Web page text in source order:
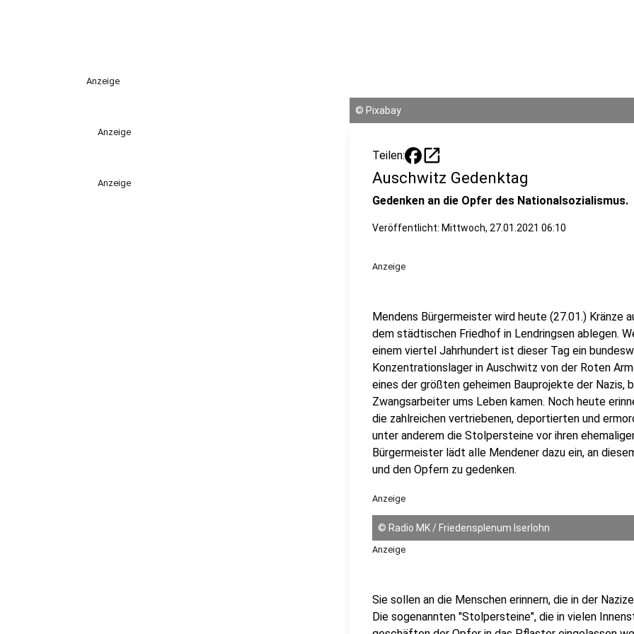
Anzeige
Anzeige
Anzeige
© Pixabay
Teilen: open_in_new
Auschwitz Gedenktag
Gedenken an die Opfer des Nationalsozialismus.
Veröffentlicht: Mittwoch, 27.01.2021 06:10
Anzeige
Mendens Bürgermeister wird heute (27.01.) Kränze
dem städtischen Friedhof in Lendringsen ablegen.
einem viertel Jahrhundert ist dieser Tag ein
Konzentrationslager in Auschwitz von der Roten
eines der größten geheimen Bauprojekte der Nazis,
Zwangsarbeiter ums Leben kamen. Noch heute
die zahlreichen vertriebenen, deportierten und
unter anderem die Stolpersteine vor ihren
Bürgermeister lädt alle Mendener dazu ein, an
und den Opfern zu gedenken.
Anzeige
© Radio MK / Friedensplenum Iserlohn
Anzeige
Sie sollen an die Menschen erinnern, die in der
Die sogenannten "Stolpersteine", die in vielen